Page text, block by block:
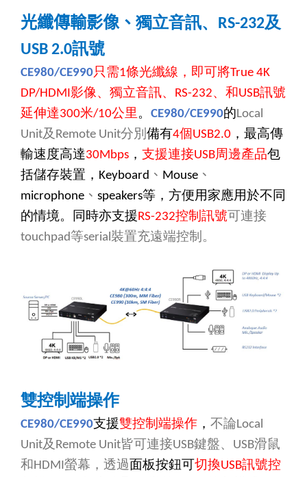
光纖傳輸影像、 獨立音訊、 RS-232及
USB 2.0訊號
CE980/CE990只需1條光纖線，即可將True 4K
DP/HDMI影像、獨立音訊、 RS-232、和USB訊號
延伸達300米/10公里。 CE980/CE990的Local
Unit及 Remote Unit分別 備有4個USB2.0 ，最高傳
輸速度高達30Mbps ， 支援連接USB周邊產品包
括儲存裝置， Keyboard 、 Mouse 、
microphone 、 speakers等，方便用家應用於不同
的情境。同時亦支援RS-232控制訊號可連接
touchpad等serial裝置充遠端控制。
雙控制端操作
CE980/CE990支援雙控制端操作 ， 不論Local
Unit及 Remote Unit皆可連接USB鍵盤、 USB滑鼠
和HDMI螢幕，透過面板按鈕可切換USB訊號控